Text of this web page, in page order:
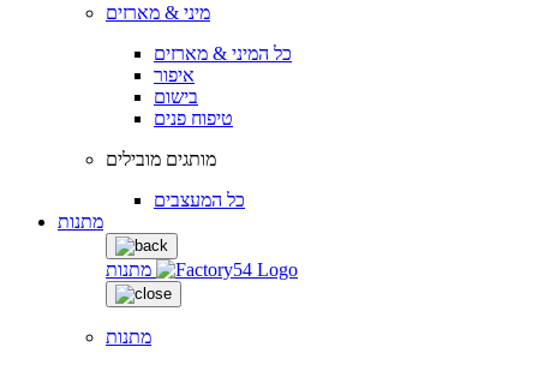
מיני & מארזים
כל המיני & מארזים
איפור
בישום
טיפוח פנים
מותגים מובילים
כל המעצבים
מתנות
מתנות
מתנות